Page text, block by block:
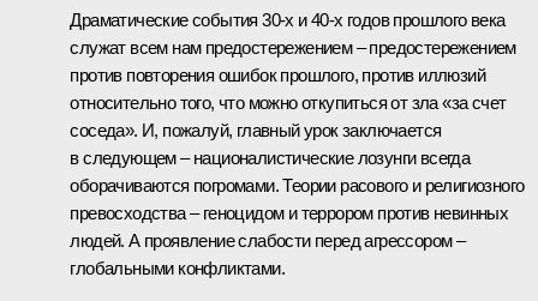
Драматические события 30-х и 40-х годов прошлого века
служат всем нам предостережением – предостережением
против повторения ошибок прошлого, против иллюзий
относительно того, что можно откупиться от зла «за счет
соседа». И, пожалуй, главный урок заключается
в следующем – националистические лозунги всегда
оборачиваются погромами. Теории расового и религиозного
превосходства – геноцидом и террором против невинных
людей. А проявление слабости перед агрессором –
глобальными конфликтами.